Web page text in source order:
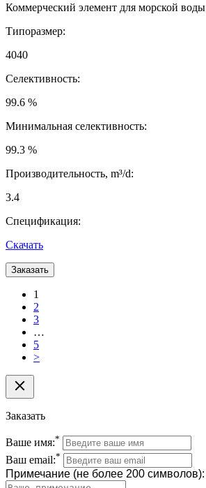
Коммерческий элемент для морской воды
Типоразмер:
4040
Селективность:
99.6 %
Минимальная селективность:
99.3 %
Производительность, m³/d:
3.4
Спецификация:
Скачать
Заказать
1
2
3
…
5
>
Заказать
Ваше имя:*
Ваш email:*
Примечание (не более 200 символов):